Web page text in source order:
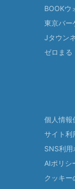
BOOKウ
東京バー
Jタウン
ゼロまる
個人情報
サイト利
SNS利用
AIポリシ
クッキー